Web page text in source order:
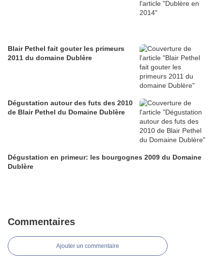
Blair Pethel fait gouter les primeurs
2011 du domaine Dublère
Dégustation autour des futs des 2010
de Blair Pethel du Domaine Dublère
Dégustation en primeur: les bourgognes 2009 du Domaine
Dublère
Commentaires
Ajouter un commentaire